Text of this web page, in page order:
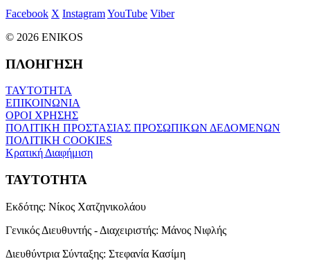
Facebook X InstagramYouTube Viber
© 2026 ENIKOS
ΠΛΟΗΓΗΣΗ
ΤΑΥΤΟΤΗΤΑ
ΕΠΙΚΟΙΝΩΝΙΑ
ΟΡΟΙ ΧΡΗΣΗΣ
ΠΟΛΙΤΙΚΗ ΠΡΟΣΤΑΣΙΑΣ ΠΡΟΣΩΠΙΚΩΝ ΔΕΔΟΜΕΝΩΝ
ΠΟΛΙΤΙΚΗ COOKIES
Κρατική Διαφήμιση
ΤΑΥΤΟΤΗΤΑ
Εκδότης: Νίκος Χατζηνικολάου
Γενικός Διευθυντής - Διαχειριστής: Μάνος Νιφλής
Διευθύντρια Σύνταξης: Στεφανία Κασίμη